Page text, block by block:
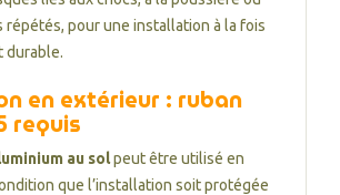
répétés, pour une installation à la fois
durable.
en extérieur : ruban
requis
au solpeut être utilisé en
que l’installation soit protégée